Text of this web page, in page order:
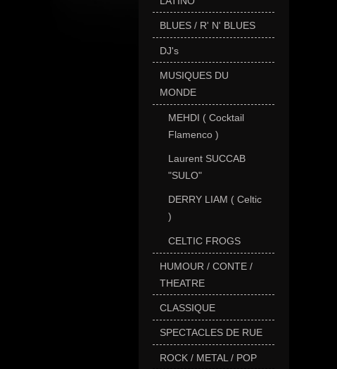
BLUES / R' N' BLUES
DJ's
MUSIQUES DU
MONDE
MEHDI ( Cocktail
Flamenco )
Laurent SUCCAB
"SULO"
DERRY LIAM ( Celtic
)
CELTIC FROGS
HUMOUR / CONTE /
THEATRE
CLASSIQUE
SPECTACLES DE RUE
ROCK / METAL / POP